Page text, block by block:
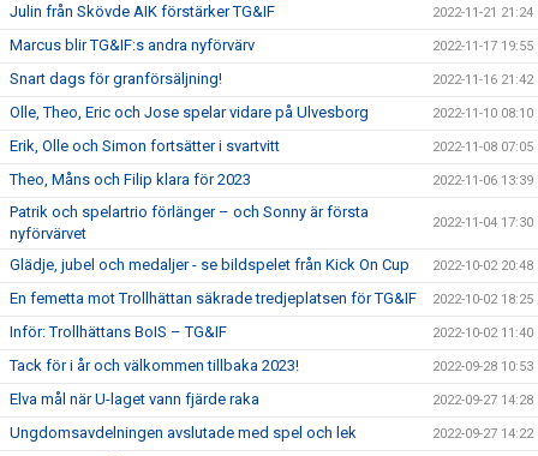
Julin från Skövde AIK förstärker TG&IF 2022-11-21 21:24
Marcus blir TG&IF:s andra nyförvärv 2022-11-17 19:55
Snart dags för granförsäljning! 2022-11-16 21:42
Olle, Theo, Eric och Jose spelar vidare på Ulvesborg 2022-11-10 08:10
Erik, Olle och Simon fortsätter i svartvitt 2022-11-08 07:05
Theo, Måns och Filip klara för 2023 2022-11-06 13:39
Patrik och spelartrio förlänger – och Sonny är första
nyförvärvet
2022-11-04 17:30
Glädje, jubel och medaljer - se bildspelet från Kick On Cup 2022-10-02 20:48
En femetta mot Trollhättan säkrade tredjeplatsen för TG&IF 2022-10-02 18:25
Inför: Trollhättans BoIS – TG&IF 2022-10-02 11:40
Tack för i år och välkommen tillbaka 2023! 2022-09-28 10:53
Elva mål när U-laget vann fjärde raka 2022-09-27 14:28
Ungdomsavdelningen avslutade med spel och lek 2022-09-27 14:22